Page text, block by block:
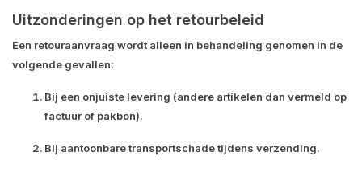
Uitzonderingen op het retourbeleid
Een retouraanvraag wordt alleen in behandeling genomen in de
volgende gevallen:
Bij een onjuiste levering (andere artikelen dan vermeld op
factuur of pakbon).
Bij aantoonbare transportschadetijdens verzending.